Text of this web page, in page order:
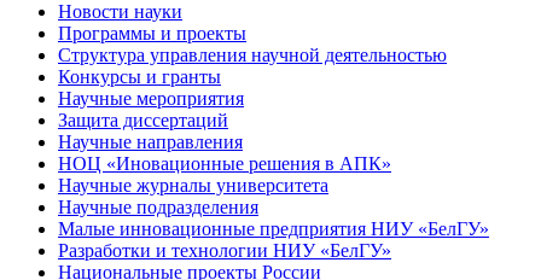
Новости науки
Программы и проекты
Структура управления научной деятельностью
Конкурсы и гранты
Научные мероприятия
Защита диссертаций
Научные направления
НОЦ «Иновационные решения в АПК»
Научные журналы университета
Научные подразделения
Малые инновационные предприятия НИУ «БелГУ»
Разработки и технологии НИУ «БелГУ»
Национальные проекты России